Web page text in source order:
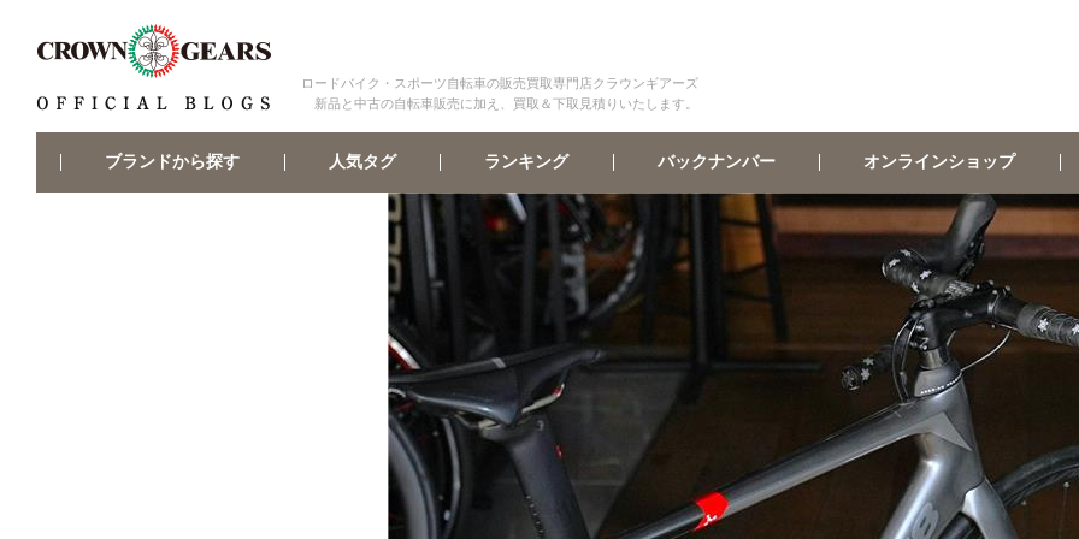
ロードバイク・スポーツ自転車の販売買取専門店クラウンギアーズ
新品と中古の自転車販売に加え、買取＆下取見積りいたします。
ブランドから探す 人気タグ ランキング バックナンバー オンラインショップ